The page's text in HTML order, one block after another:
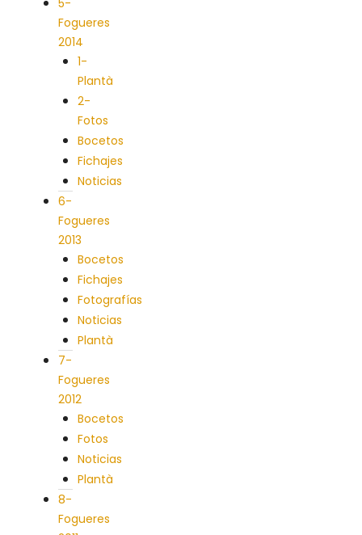
5-
Fogueres
2014
1-
Plantà
2-
Fotos
Bocetos
Fichajes
Noticias
6-
Fogueres
2013
Bocetos
Fichajes
Fotografías
Noticias
Plantà
7-
Fogueres
2012
Bocetos
Fotos
Noticias
Plantà
8-
Fogueres